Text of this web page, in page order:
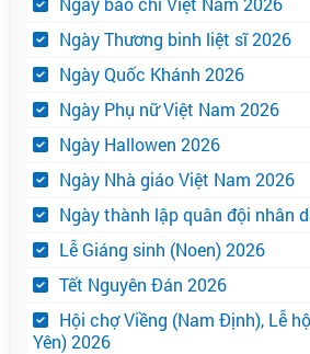
Ngày Thương binh liệt sĩ 2026
Ngày Quốc Khánh 2026
Ngày Phụ nữ Việt Nam 2026
Ngày Hallowen 2026
Ngày Nhà giáo Việt Nam 2026
Ngày thành lập quân đội nhân
Lễ Giáng sinh (Noen) 2026
Tết Nguyên Đán 2026
Hội chợ Viềng (Nam Định), Lễ
Yên) 2026